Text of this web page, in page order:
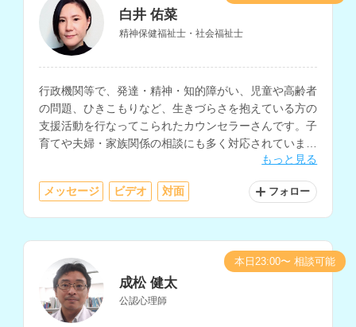
白井 佑菜
精神保健福祉士・社会福祉士
行政機関等で、発達・精神・知的障がい、児童や高齢者
の問題、ひきこもりなど、生きづらさを抱えている方の
支援活動を行なってこられたカウンセラーさんです。子
育てや夫婦・家族関係の相談にも多く対応されていま
もっと見る
メッセージ ビデオ 対面 フォロー
成松 健太
公認心理師
本日23:00〜 相談可能